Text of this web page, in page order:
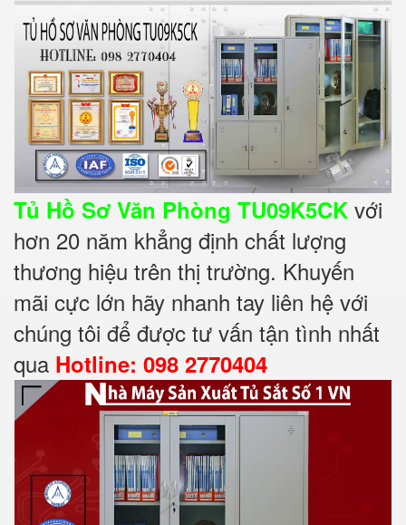
Tủ Hồ Sơ Văn Phòng TU09K5CK với
hơn 20 năm khẳng định chất lượng
thương hiệu trên thị trường. Khuyến
mãi cực lớn hãy nhanh tay liên hệ với
chúng tôi để được tư vấn tận tình nhất
qua Hotline: 098 2770404